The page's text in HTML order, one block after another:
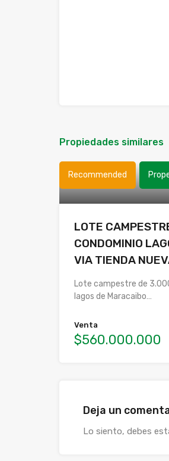
Propiedades similares
Recommended
LOTE
CONDOMINIO
VIA TIENDA
Lote campestre de
lagos de Maracaibo…
Venta
$560.000.000
Deja un
Lo siento, debes